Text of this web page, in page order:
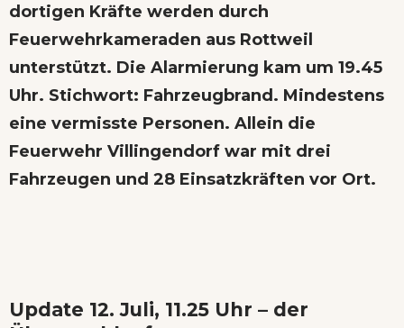
dortigen Kräfte werden durch
Feuerwehrkameraden aus Rottweil
unterstützt. Die Alarmierung kam um 19.45
Uhr. Stichwort: Fahrzeugbrand. Mindestens
eine vermisste Personen. Allein die
Feuerwehr Villingendorf war mit drei
Fahrzeugen und 28 Einsatzkräften vor Ort.
Update 12. Juli, 11.25 Uhr – der